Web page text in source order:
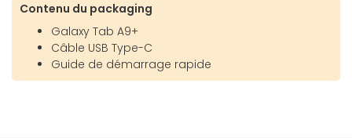
Contenu du packaging
Galaxy Tab A9+
Câble USB Type-C
Guide de démarrage rapide